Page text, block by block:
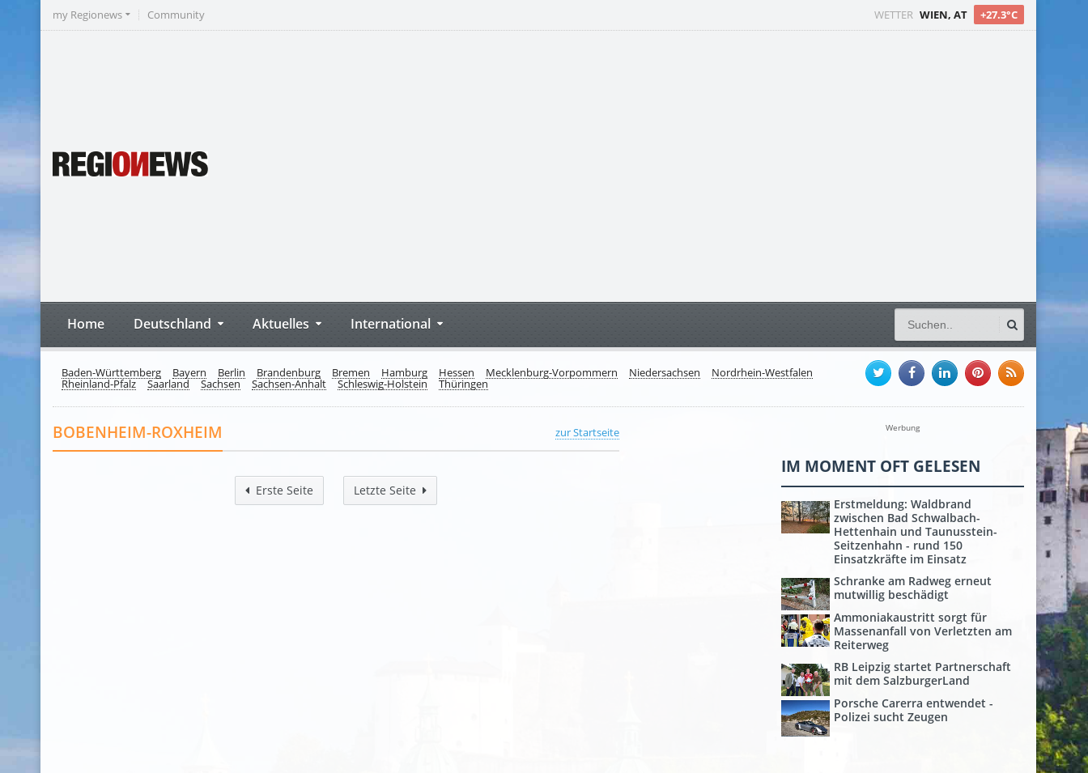
WETTER WIEN, AT +27.3°C
my Regionews Community
Home Deutschland Aktuelles International
Baden-Württemberg Bayern Berlin Brandenburg Bremen Hamburg Hessen Mecklenburg-Vorpommern Niedersachsen Nordrhein-Westfalen
Rheinland-Pfalz Saarland Sachsen Sachsen-Anhalt Schleswig-Holstein Thüringen
zur Startseite
BOBENHEIM-ROXHEIM
Erste Seite Letzte Seite
Werbung
IM MOMENT OFT GELESEN
Erstmeldung: Waldbrand
zwischen Bad Schwalbach-
Hettenhain und Taunusstein-
Seitzenhahn - rund 150
Einsatzkräfte im Einsatz
Schranke am Radweg erneut
mutwillig beschädigt
Ammoniakaustritt sorgt für
Massenanfall von Verletzten am
Reiterweg
RB Leipzig startet Partnerschaft
mit dem SalzburgerLand
Porsche Carerra entwendet -
Polizei sucht Zeugen